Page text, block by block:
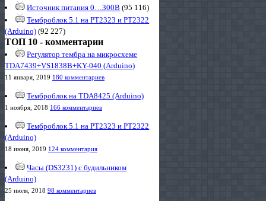
Источник питания 0…300В (95 116)
Темброблок 5.1 на PT2323 и PT2322
(Arduino) (92 227)
ТОП 10 - комментарии
Регулятор тембра на микросхеме
TDA7439+VS1838B+KY-040 (Arduino)
11 января, 2019 180 комментариев
Темброблок на TDA8425 (Arduino)
1 ноября, 2018 166 комментариев
Темброблок 5.1 на PT2323 и PT2322
(Arduino)
18 июня, 2019 124 комментария
Часы (DS3231) с будильником
(Arduino)
25 июля, 2018 98 комментариев